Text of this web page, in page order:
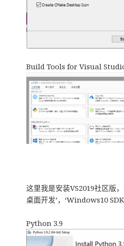
Build Tools for Visual
这里我是安装VS2019社区版
桌面开发’，‘Windows10
Python 3.9